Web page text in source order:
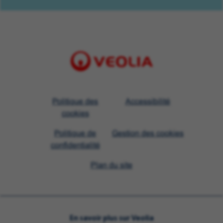
Politique des
cookies
Accessibilité
Politique de
confidentialité
Gestion des cookies
Plan du site
En savoir plus sur Veolia